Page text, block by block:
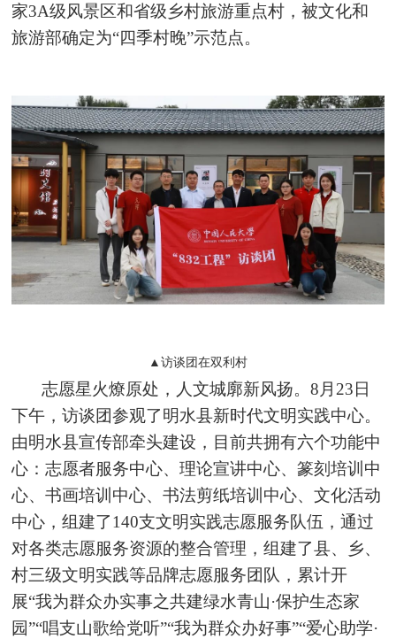
家3A级风景区和省级乡村旅游重点村，被文化和
旅游部确定为“四季村晚”示范点。
▲访谈团在双利村
志愿星火燎原处，人文城廓新风扬。8月23日
下午，访谈团参观了明水县新时代文明实践中心。
由明水县宣传部牵头建设，目前共拥有六个功能中
心：志愿者服务中心、理论宣讲中心、篆刻培训中
心、书画培训中心、书法剪纸培训中心、文化活动
中心，组建了140支文明实践志愿服务队伍，通过
对各类志愿服务资源的整合管理，组建了县、乡、
村三级文明实践等品牌志愿服务团队，累计开
展“我为群众办实事之共建绿水青山·保护生态家
园”“唱支山歌给党听”“我为群众办好事”“爱心助学·